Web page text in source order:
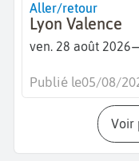
Aller/retour
Lyon Valence
ven. 28 août 2026
Publié le05/08/